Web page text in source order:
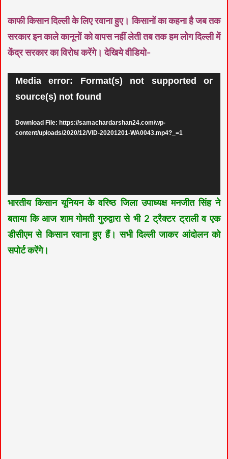
काफी किसान दिल्ली के लिए रवाना हुए। किसानों का कहना है जब तक
सरकार इन काले कानूनों को वापस नहीं लेती तब तक हम लोग दिल्ली में
केंद्र सरकार का विरोध करेंगे। देखिये वीडियो-
Video
Player
Media error: Format(s) not supported or
source(s) not found
Download File: https://samachardarshan24.com/wp-
content/uploads/2020/12/VID-20201201-WA0043.mp4?_=1
भारतीय किसान यूनियन के वरिष्ठ जिला उपाध्यक्ष मनजीत सिंह ने
बताया कि आज शाम गोमती गुरुद्वारा से भी 2 ट्रैक्टर ट्राली व एक
डीसीएम से किसान रवाना हुए हैं। सभी दिल्ली जाकर आंदोलन को
सपोर्ट करेंगे।